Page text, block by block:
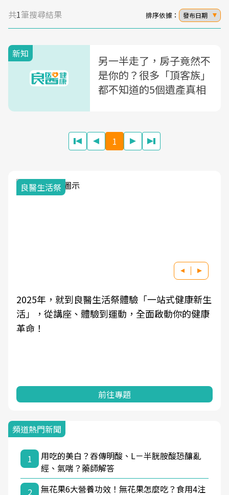
共1筆搜尋結果 排序依據： 發布日期
新知
另一半走了，房子竟然不
是你的？很多「頂客族」
都不知道的5個遺產真相
1
康新生
健康
我與健康韌性的距離
良醫健康網從「換季的身體變化」出發，透
學觀點與日常感受的對話，建立對亞健康的
前往專題
頻道熱門新聞
1
用吃的美白？吞傳明酸、L－半胱胺酸恐釀亂
經、氣喘？藥師解答
2
無花果6大營養功效！無花果怎麼吃？食用4注